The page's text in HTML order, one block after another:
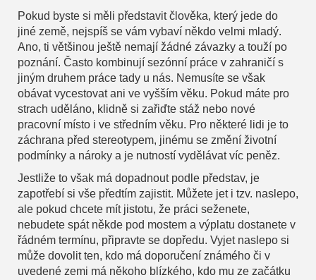
Pokud byste si měli představit člověka, který jede do
jiné země, nejspíš se vám vybaví někdo velmi mladý.
Ano, ti většinou ještě nemají žádné závazky a touží po
poznání. Často kombinují sezónní práce v zahraničí s
jiným druhem práce tady u nás. Nemusíte se však
obávat vycestovat ani ve vyšším věku. Pokud máte pro
strach uděláno, klidně si zařiďte stáž nebo nové
pracovní místo i ve středním věku. Pro některé lidi je to
záchrana před stereotypem, jinému se změní životní
podmínky a nároky a je nutností vydělávat víc peněz.
Jestliže to však má dopadnout podle představ, je
zapotřebí si vše předtím zajistit. Můžete jet i tzv. naslepo,
ale pokud chcete mít jistotu, že práci seženete,
nebudete spát někde pod mostem a výplatu dostanete v
řádném termínu, připravte se dopředu. Vyjet naslepo si
může dovolit ten, kdo má doporučení známého či v
uvedené zemi má někoho blízkého, kdo mu ze začátku